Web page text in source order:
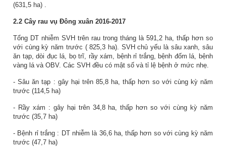
(631,5 ha)
2.2 Cây rau vụ Đông xuân 2016-2017
Tổng DT nhiễm SVH trên rau trong tháng là 591,2 ha, thấp hơn so
với cùng kỳ năm trước ( 825,3 ha). SVH chủ yếu là sâu xanh, sâu
ăn tạp, dòi đục lá, bọ trĩ, rầy xám, bệnh rỉ trắng, bệnh đốm lá, bệnh
vàng lá và OBV. Các SVH đều có mật số và tỉ lệ bệnh ở mức nhẹ.
- Sâu ăn tạp : gây hại trên 85,8 ha,thấp hơn so với cùng kỳ năm
trước (114,5 ha)
- Rầy xám : gây hại trên 34,8 ha,thấp hơn so với cùng kỳ năm
trước (35,7 ha)
- Bệnh rỉ trắng : DT nhiễm là 36,6 ha,thấp hơn so vớicùng kỳ năm
trước (47,7 ha)